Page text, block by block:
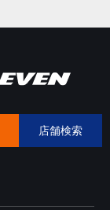
店舗検索